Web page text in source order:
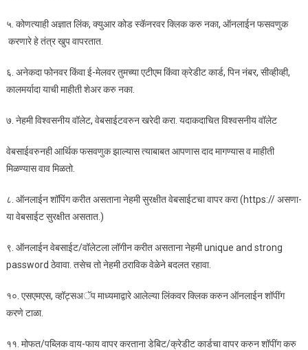
५. कोणत्याही अज्ञात लिंक, क्युआर कोड स्कॅनरवर क्लिक करु नका, ऑनलाईन फसवणुक
करणारे हे तंत्र खुप वापरतात.
६. अनेकदा फोनवर किंवा ई-मेलवर तुमच्या एटीएम किंवा क्रेडीट कार्ड, पिन नंबर, सीव्हीव्ही,
कालमर्यादा याची माहीती शेअर करु नका.
७. नेहमी विश्वसनीय वॉलेट, वेबसाईटवरुन खरेदी करा. यदाकदाचित विश्वसनीय वॉलेट
वेबसाईवरुनही आर्थिक फसवणुक झाल्यास त्याबाबत आपणास दाद मागण्यास व माहीती
मिळण्यास वाव मिळतो.
८. ऑनलाईन शॉपिंग करीत असताना नेहमी सुरक्षीत वेबसाईटचा वापर करा (https:// असणा-
या वेबसाईट सुरक्षीत असतात.)
९. ऑनलाईन वेबसाईट/वॉलेटला लॉगीन करीत असताना नेहमी unique and strong
password ठेवावा. तसेच तो नेहमी ठराविक वेळेने बदलत रहावा.
१०. एसएमएस, व्हॉट्सअॅप माध्यमाद्वारे आलेल्या लिंकवर क्लिक करुन ऑनलाईन शॉपींग
करणे टाळा.
११. मोफत/पब्लिक वाय-फाय वापर करताना डेबिट/क्रेडीट कार्डचा वापर करुन शॉपींग करु